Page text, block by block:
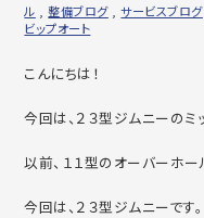
ル ,整備ブログ,サービスブログ
ビップオート
こんにちは！
今回は、２３型ジムニーのミ
以前、１１型のオーバーホー
今回は、２３型ジムニーです。